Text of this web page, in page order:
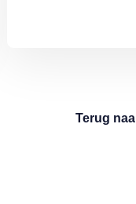
Terug